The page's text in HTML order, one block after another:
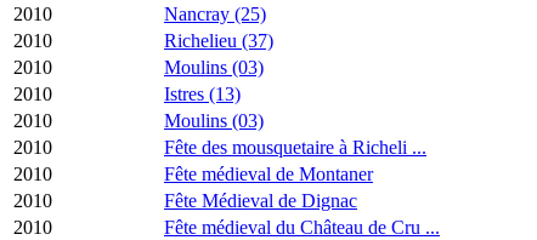
2010
Nancray (25)
2010
Richelieu (37)
2010
Moulins (03)
2010
Istres (13)
2010
Moulins (03)
2010
Fête des mousquetaire à Richeli ...
2010
Fête médieval de Montaner
2010
Fête Médieval de Dignac
2010
Fête médieval du Château de Cru ...